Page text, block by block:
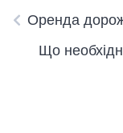
Оренда
Що